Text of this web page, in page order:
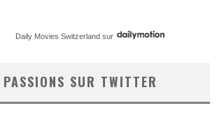
Daily Movies Switzerland sur
SUR TWITTER